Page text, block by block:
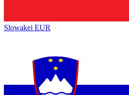
Slowakei EUR